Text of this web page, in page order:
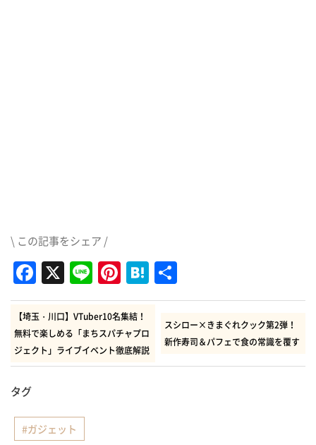
\ この記事をシェア /
Facebook
X LinePinterest
Hatena
有
【埼玉・川口】VTuber10名集結！
無料で楽しめる「まちスパチャプロ
ジェクト」ライブイベント徹底解説
スシロー×きまぐれクック第2弾！
新作寿司＆パフェで食の常識を覆す
タグ
ガジェット